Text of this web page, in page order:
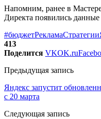
Напомним, ранее в
Директа появились
#бюджетРекламаСтратегии
413
Поделится VKOK.ru
Предыдущая запись
Яндекс запустит
с 20 марта
Следующая запись